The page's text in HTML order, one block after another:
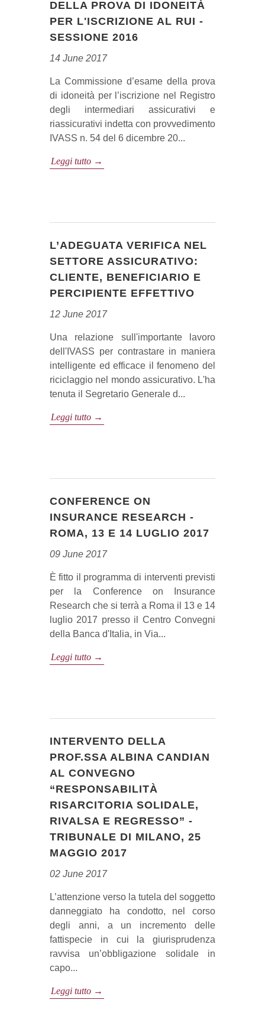
DELLA PROVA DI IDONEITÀ
PER L'ISCRIZIONE AL RUI -
SESSIONE 2016
14 June 2017
La Commissione d’esame della prova
di idoneità per l’iscrizione nel Registro
degli intermediari assicurativi e
riassicurativi indetta con provvedimento
IVASS n. 54 del 6 dicembre 20...
Leggi tutto →
L’ADEGUATA VERIFICA NEL
SETTORE ASSICURATIVO:
CLIENTE, BENEFICIARIO E
PERCIPIENTE EFFETTIVO
12 June 2017
Una relazione sull'importante lavoro
dell'IVASS per contrastare in maniera
intelligente ed efficace il fenomeno del
riciclaggio nel mondo assicurativo. L'ha
tenuta il Segretario Generale d...
Leggi tutto →
CONFERENCE ON
INSURANCE RESEARCH -
ROMA, 13 E 14 LUGLIO 2017
09 June 2017
È fitto il programma di interventi previsti
per la Conference on Insurance
Research che si terrà a Roma il 13 e 14
luglio 2017 presso il Centro Convegni
della Banca d'Italia, in Via...
Leggi tutto →
INTERVENTO DELLA
PROF.SSA ALBINA CANDIAN
AL CONVEGNO
“RESPONSABILITÀ
RISARCITORIA SOLIDALE,
RIVALSA E REGRESSO” -
TRIBUNALE DI MILANO, 25
MAGGIO 2017
02 June 2017
L’attenzione verso la tutela del soggetto
danneggiato ha condotto, nel corso
degli anni, a un incremento delle
fattispecie in cui la giurisprudenza
ravvisa un’obbligazione solidale in
capo...
Leggi tutto →